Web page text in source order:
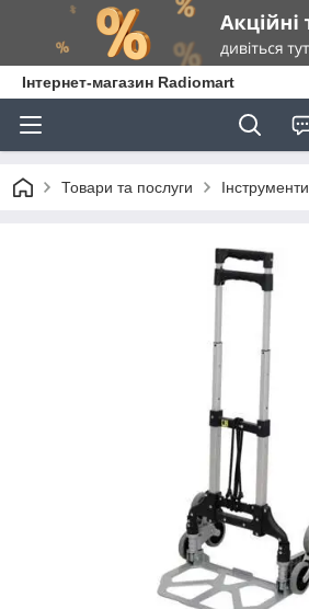
Інтернет-магазин Radiomart
Товари та послуги Інструменти